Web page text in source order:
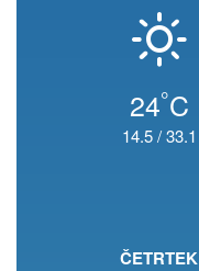
24°C
14.5/33.1
ČETRTEK